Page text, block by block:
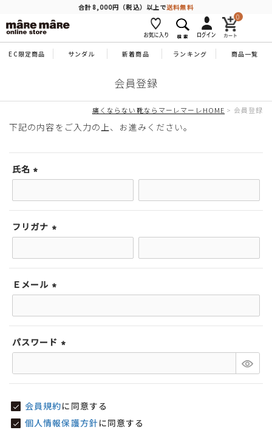
合計8,000円（税込）以上で送料無料
0
EC限定商品 サンダル 新着商品 ランキング 商品一覧
会員登録
痛くならない靴ならマーレマーレHOME 会員登録
下記の内容をご入力の上、お進みください。
氏名
須)
フリガナ
須)
Ｅメール
須)
パスワード
須)
会員規約に同意する
個人情報保護方針に同意する
商品を探す
ブランド
カラー
サイズ